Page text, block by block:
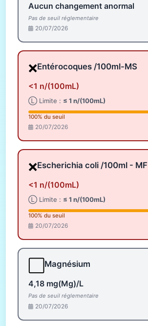
Aucun changement anormal
Pas de seuil réglementaire
20/07/2026
❌Entérocoques /100ml-MS
<1 n/(100mL)
Ⓛ Limite : ≤ 1 n/(100mL)
100% du seuil
20/07/2026
❌Escherichia coli /100ml - MF
<1 n/(100mL)
Ⓛ Limite : ≤ 1 n/(100mL)
100% du seuil
20/07/2026
Magnésium
4,18 mg(Mg)/L
Pas de seuil réglementaire
20/07/2026